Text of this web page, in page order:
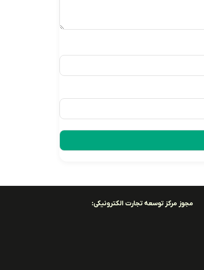
مجوز مرکز توسعه تجارت الکترونیکی: